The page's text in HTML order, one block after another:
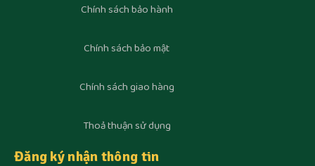
Chính sách bảo hành
Chính sách bảo mật
Chính sách giao hàng
Thoả thuận sử dụng
Đăng ký nhận thông tin